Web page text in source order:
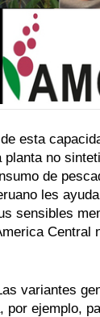
esta
no
de
les
sensibles
Central
variantes
por ejemplo,